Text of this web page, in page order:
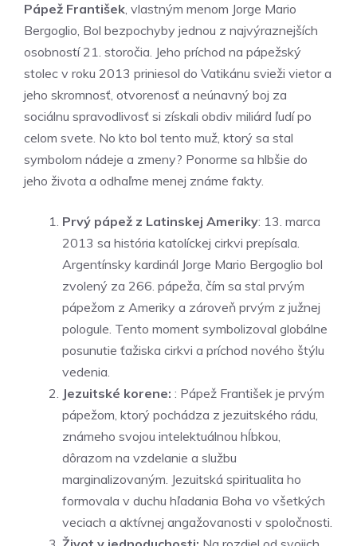
Pápež František, vlastným menom Jorge Mario
Bergoglio, Bol bezpochyby jednou z najvýraznejších
osobností 21. storočia. Jeho príchod na pápežský
stolec v roku 2013 priniesol do Vatikánu svieži vietor a
jeho skromnosť, otvorenosť a neúnavný boj za
sociálnu spravodlivosť si získali obdiv miliárd ľudí po
celom svete. No kto bol tento muž, ktorý sa stal
symbolom nádeje a zmeny? Ponorme sa hlbšie do
jeho života a odhaľme menej známe fakty.
Prvý pápež z Latinskej Ameriky: 13. marca
2013 sa história katolíckej cirkvi prepísala.
Argentínsky kardinál Jorge Mario Bergoglio bol
zvolený za 266. pápeža, čím sa stal prvým
pápežom z Ameriky a zároveň prvým z južnej
pologule. Tento moment symbolizoval globálne
posunutie ťažiska cirkvi a príchod nového štýlu
vedenia.
Jezuitské korene: : Pápež František je prvým
pápežom, ktorý pochádza z jezuitského rádu,
známeho svojou intelektuálnou hĺbkou,
dôrazom na vzdelanie a službu
marginalizovaným. Jezuitská spiritualita ho
formovala v duchu hľadania Boha vo všetkých
veciach a aktívnej angažovanosti v spoločnosti.